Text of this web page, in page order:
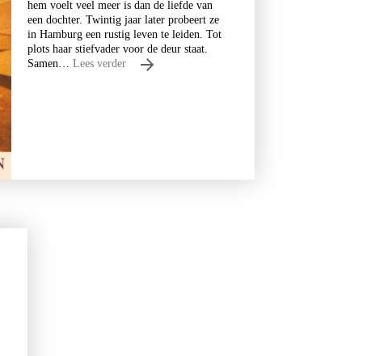
hem voelt veel meer is dan de liefde van
een dochter. Twintig jaar later probeert ze
in Hamburg een rustig leven te leiden. Tot
plots haar stiefvader voor de deur staat.
Samen… Lees verder